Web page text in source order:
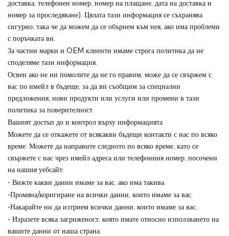
доставка, телефонен номер, номер на плащане, дата на доставка и
номер за проследяване). Цялата тази информация се съхранява
сигурно, така че да можем да се обърнем към нея, ако има проблеми
с поръчката ви.
За частни марки и OEM клиенти имаме строга политика да не
споделяме тази информация.
Освен ако не ни помолите да не го правим, може да се свържем с
вас по имейл в бъдеще, за да ви съобщим за специални
предложения, нови продукти или услуги или промени в тази
политика за поверителност.
Вашият достъп до и контрол върху информацията
Можете да се откажете от всякакви бъдещи контакти с нас по всяко
време. Можете да направите следното по всяко време, като се
свържете с нас чрез имейл адреса или телефонния номер, посочени
на нашия уебсайт:
- Вижте какви данни имаме за вас, ако има такива.
-Промяна/коригиране на всички данни, които имаме за вас.
-Накарайте ни да изтрием всички данни, които имаме за вас.
- Изразете всяка загриженост, която имате относно използването на
вашите данни от наша страна.